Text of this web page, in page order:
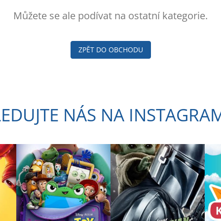
Můžete se ale podívat na ostatní kategorie.
ZPĚT DO OBCHODU
NÁS NA